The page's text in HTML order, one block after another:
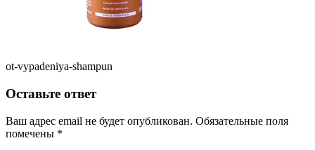
ot-vypadeniya-shampun
Оставьте ответ
Ваш адрес email не будет опубликован. Обязательные поля
помечены *